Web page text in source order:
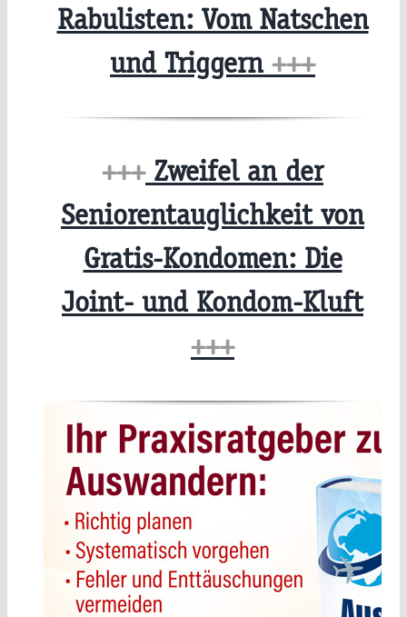
Rabulisten: Vom Natschen
und Triggern +++
+++Zweifel an der
Seniorentauglichkeit von
Gratis-Kondomen: Die
Joint- und Kondom-Kluft
+++